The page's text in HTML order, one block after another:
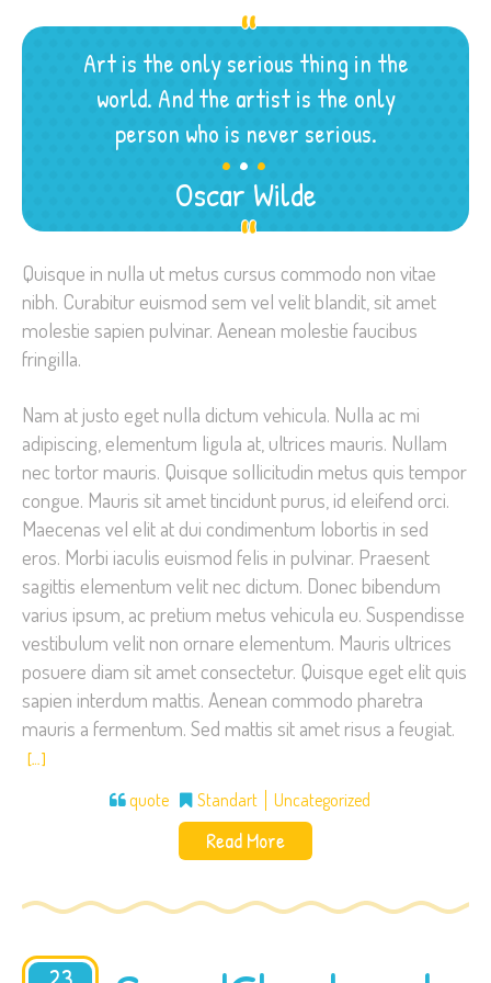
Art is the only serious thing in the
world. And the artist is the only
person who is never serious.
...
Oscar Wilde
Quisque in nulla ut metus cursus commodo non vitae
nibh. Curabitur euismod sem vel velit blandit, sit amet
molestie sapien pulvinar. Aenean molestie faucibus
fringilla.
Nam at justo eget nulla dictum vehicula. Nulla ac mi
adipiscing, elementum ligula at, ultrices mauris. Nullam
nec tortor mauris. Quisque sollicitudin metus quis tempor
congue. Mauris sit amet tincidunt purus, id eleifend orci.
Maecenas vel elit at dui condimentum lobortis in sed
eros. Morbi iaculis euismod felis in pulvinar. Praesent
sagittis elementum velit nec dictum. Donec bibendum
varius ipsum, ac pretium metus vehicula eu. Suspendisse
vestibulum velit non ornare elementum. Mauris ultrices
posuere diam sit amet consectetur. Quisque eget elit quis
sapien interdum mattis. Aenean commodo pharetra
mauris a fermentum. Sed mattis sit amet risus a feugiat.
[…]
quote Standart Uncategorized
Read More